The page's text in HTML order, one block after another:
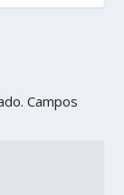
Campos